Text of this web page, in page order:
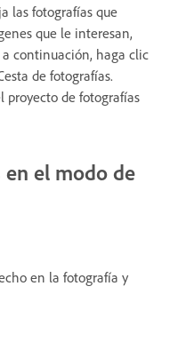
las fotografías que
que le interesan,
continuación, haga clic
de fotografías.
proyecto de fotografías
el modo de
en la fotografía y